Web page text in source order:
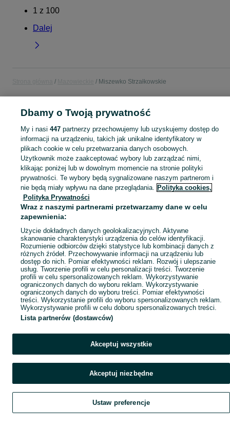
1 z 100
Dalej
Miszewko Strzałkowskie
POLSKA » MAZOWIECKIE » MISZEWKO STRZAŁKOWSKIE
KATEGORIA
Skorzystaj z największego serwisu ogłoszeniowego - Miszewko Strzałkowskie i okolice! Kupuj to, czego pragniesz i sprzedawaj to, czego już nie potrzebujesz! Zobacz
Mapa kategorii
Mapa miejscowości
Szukaj Obserwujesz Dodaj Czat Konto
Dbamy o Twoją prywatność
My i nasi 447partnerzy przechowujemy lub uzyskujemy dostęp do
informacji na urządzeniu, takich jak unikalne identyfikatory w
plikach cookie w celu przetwarzania danych osobowych.
Użytkownik może zaakceptować wybory lub zarządzać nimi,
klikając poniżej lub w dowolnym momencie na stronie polityki
prywatności. Te wybory będą sygnalizowane naszym partnerom i
nie będą miały wpływu na dane przeglądania. Polityka cookies,
Polityka Prywatności
Wraz z naszymi partnerami przetwarzamy dane w celu
zapewnienia:
Użycie dokładnych danych geolokalizacyjnych. Aktywne
skanowanie charakterystyki urządzenia do celów identyfikacji.
Rozumienie odbiorców dzięki statystyce lub kombinacji danych z
różnych źródeł. Przechowywanie informacji na urządzeniu lub
dostęp do nich. Pomiar efektywności reklam. Rozwój i ulepszanie
usług. Tworzenie profili w celu personalizacji treści. Tworzenie
profili w celu spersonalizowanych reklam. Wykorzystywanie
ograniczonych danych do wyboru reklam. Wykorzystywanie
ograniczonych danych do wyboru treści. Pomiar efektywności
treści. Wykorzystanie profili do wyboru spersonalizowanych reklam.
Wykorzystywanie profili w celu doboru spersonalizowanych treści.
Lista partnerów (dostawców)
Akceptuj wszystkie
Akceptuj niezbędne
Ustaw preferencje